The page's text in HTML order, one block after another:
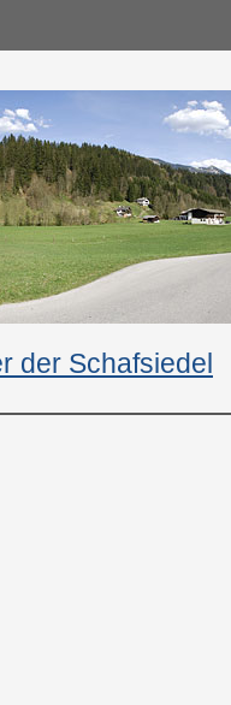
der Schafsiedel